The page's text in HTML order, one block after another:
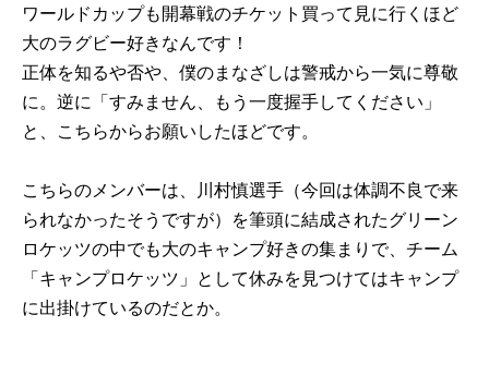
ワールドカップも開幕戦のチケット買って見に行くほど
大のラグビー好きなんです！
正体を知るや否や、僕のまなざしは警戒から一気に尊敬
に。逆に「すみません、もう一度握手してください」
と、こちらからお願いしたほどです。
こちらのメンバーは、川村慎選手（今回は体調不良で来
られなかったそうですが）を筆頭に結成されたグリーン
ロケッツの中でも大のキャンプ好きの集まりで、チーム
「キャンプロケッツ」として休みを見つけてはキャンプ
に出掛けているのだとか。